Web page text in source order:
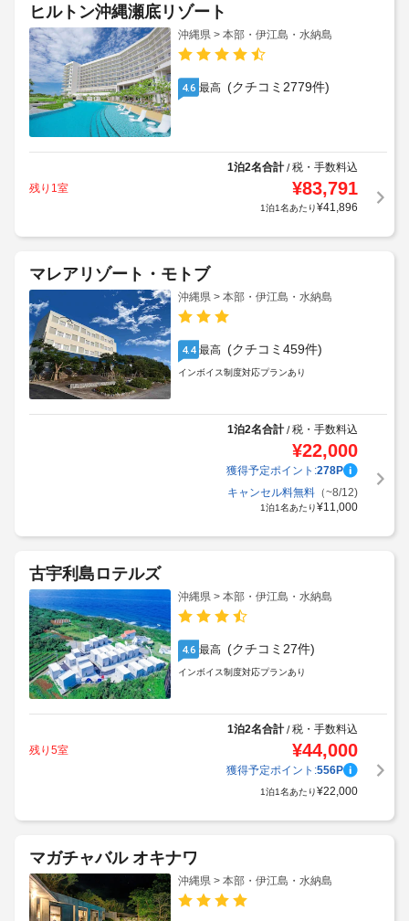
ヒルトン沖縄瀬底リゾート
沖縄県 > 本部・伊江島・水納島
4.6 最高 (クチコミ2779件)
1泊2名合計/税・手数料込
残り1室
¥83,791
1泊1名あたり¥41,896
マレアリゾート・モトブ
沖縄県 > 本部・伊江島・水納島
4.4 最高 (クチコミ459件)
インボイス制度対応プランあり
1泊2名合計/税・手数料込
¥22,000
獲得予定ポイント:278P
キャンセル料無料（~8/12)
1泊1名あたり¥11,000
古宇利島ロテルズ
沖縄県 > 本部・伊江島・水納島
4.6 最高 (クチコミ27件)
インボイス制度対応プランあり
1泊2名合計/税・手数料込
残り5室
¥44,000
獲得予定ポイント:556P
1泊1名あたり¥22,000
マガチャバル オキナワ
沖縄県 > 本部・伊江島・水納島